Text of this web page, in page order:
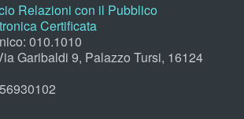
Relazioni con il Pubblico
Certificata
010.1010
Garibaldi 9, Palazzo Tursi, 16124